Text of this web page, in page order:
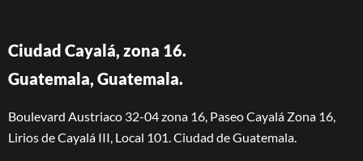
Ciudad Cayalá, zona 16.
Guatemala, Guatemala.
Boulevard Austriaco 32-04 zona 16, Paseo Cayalá Zona 16,
Lirios de Cayalá III, Local 101. Ciudad de Guatemala.